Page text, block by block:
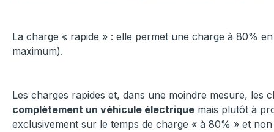
La charge « rapide » : elle permet une charge à 80%
maximum).
Les charges rapides et, dans une moindre mesure, les
complètement un véhicule électrique mais plutôt à
exclusivement sur le temps de charge « à 80% » et